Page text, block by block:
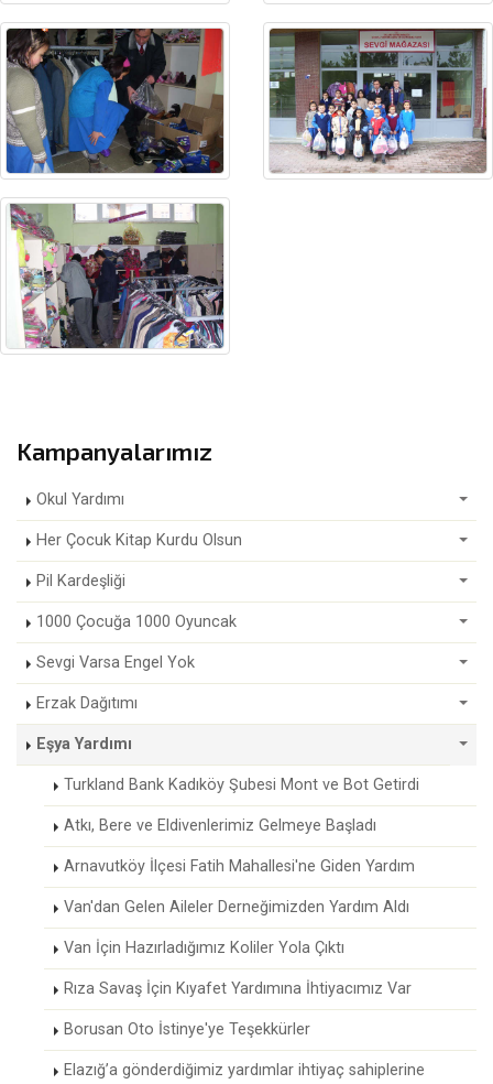
Kampanyalarımız
Okul Yardımı
Her Çocuk Kitap Kurdu Olsun
Pil Kardeşliği
1000 Çocuğa 1000 Oyuncak
Sevgi Varsa Engel Yok
Erzak Dağıtımı
Eşya Yardımı
Turkland Bank Kadıköy Şubesi Mont ve Bot Getirdi
Atkı, Bere ve Eldivenlerimiz Gelmeye Başladı
Arnavutköy İlçesi Fatih Mahallesi'ne Giden Yardım
Van'dan Gelen Aileler Derneğimizden Yardım Aldı
Van İçin Hazırladığımız Koliler Yola Çıktı
Rıza Savaş İçin Kıyafet Yardımına İhtiyacımız Var
Borusan Oto İstinye'ye Teşekkürler
Elazığ’a gönderdiğimiz yardımlar ihtiyaç sahiplerine